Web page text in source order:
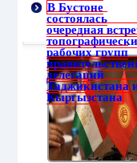
В Бустоне
состоялась
очередная
рабочих групп
делегаций
Таджикистана
Кыргызстана